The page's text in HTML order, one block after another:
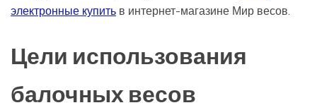
электронные купить в интернет-магазине Мир весов.
Цели использования
балочных весов